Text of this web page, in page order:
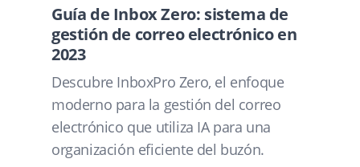
Guía de Inbox Zero: sistema de
gestión de correo electrónico en
2023
Descubre InboxPro Zero, el enfoque
moderno para la gestión del correo
electrónico que utiliza IA para una
organización eficiente del buzón.